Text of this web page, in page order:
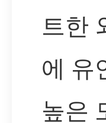
트한
에 유
높은